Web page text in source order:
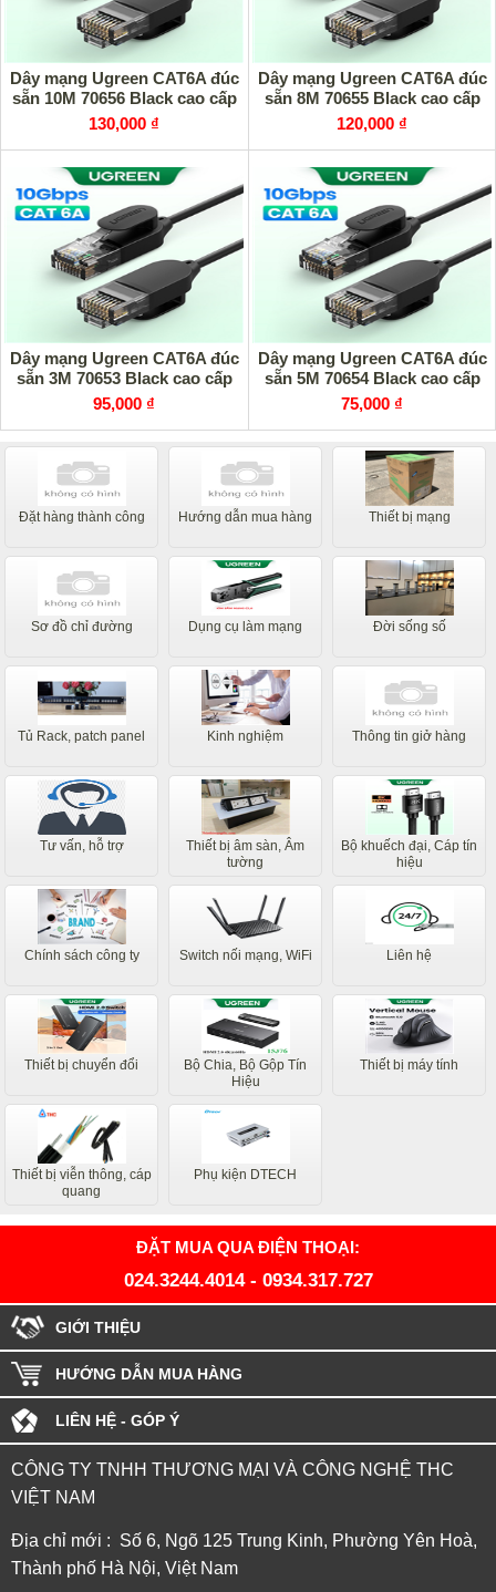
Dây mạng Ugreen CAT6A đúc
sẵn 10M 70656 Black cao cấp
130,000 ₫
Dây mạng Ugreen CAT6A đúc
sẵn 8M 70655 Black cao cấp
120,000 ₫
Dây mạng Ugreen CAT6A đúc
sẵn 3M 70653 Black cao cấp
95,000 ₫
Dây mạng Ugreen CAT6A đúc
sẵn 5M 70654 Black cao cấp
75,000 ₫
Đặt hàng thành công Hướng dẫn mua hàng Thiết bị mạng
Sơ đồ chỉ đường Dụng cụ làm mạng Đời sống số
Tủ Rack, patch panel Kinh nghiệm Thông tin giở hàng
Tư vấn, hỗ trợ
Thiết bị âm sàn, Âm
tường
Bộ khuếch đại, Cáp tín
hiệu
Chính sách công ty Switch nối mạng, WiFi Liên hệ
Thiết bị chuyển đổi
Bộ Chia, Bộ Gộp Tín
Hiệu
Thiết bị máy tính
Thiết bị viễn thông, cáp
quang
Phụ kiện DTECH
ĐẶT MUA QUA ĐIỆN THOẠI:
024.3244.4014- 0934.317.727
GIỚI THIỆU
HƯỚNG DẪN MUA HÀNG
LIÊN HỆ - GÓP Ý
CÔNG TY TNHH THƯƠNG MẠI VÀ CÔNG NGHỆ THC
VIỆT NAM
Địa chỉ mới : Số 6, Ngõ 125 Trung Kinh, Phường Yên Hoà,
Thành phố Hà Nội, Việt Nam